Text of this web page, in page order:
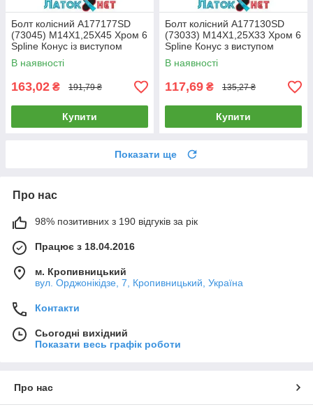
Болт колісний A177177SD
(73045) M14X1,25X45 Хром 6
Spline Конус із виступом
діаметр Cпецключа 20 мм
В наявності
163,02 ₴ 191,79 ₴
Купити
Болт колісний A177130SD
(73033) M14X1,25X33 Хром 6
Spline Конус з виступом
діаметр Cпецключа 20 мм
В наявності
117,69 ₴ 135,27 ₴
Купити
Показати ще
Про нас
98% позитивних з 190 відгуків за рік
Працює з 18.04.2016
м. Кропивницький
вул. Орджонікідзе, 7, Кропивницький, Україна
Контакти
Сьогодні вихідний
Показати весь графік роботи
Про нас